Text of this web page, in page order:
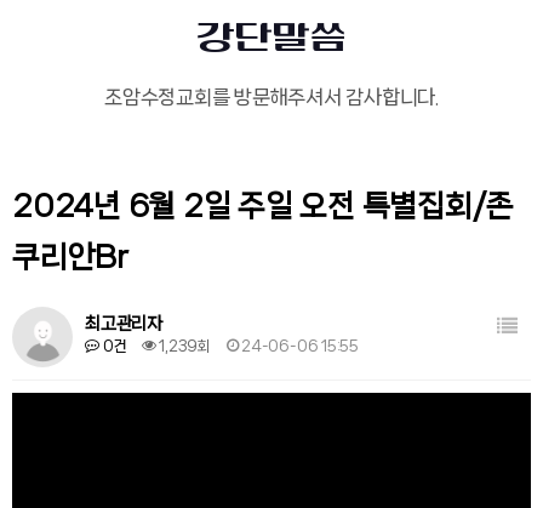
강단말씀
조암수정교회를 방문해주셔서 감사합니다.
2024년 6월 2일 주일 오전 특별집회/존
쿠리안Br
최고관리자
0건 1,239회 24-06-06 15:55